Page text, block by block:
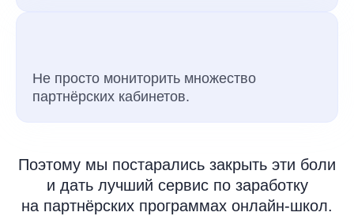
Не просто мониторить множество
партнёрских кабинетов.
Поэтому мы постарались закрыть эти боли
и дать лучший сервис по заработку
на партнёрских программах онлайн-школ.